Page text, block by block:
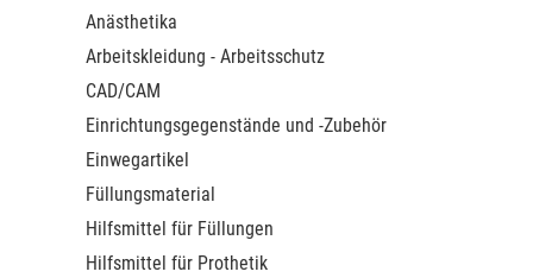
Anästhetika
Arbeitskleidung - Arbeitsschutz
CAD/CAM
Einrichtungsgegenstände und -Zubehör
Einwegartikel
Füllungsmaterial
Hilfsmittel für Füllungen
Hilfsmittel für Prothetik